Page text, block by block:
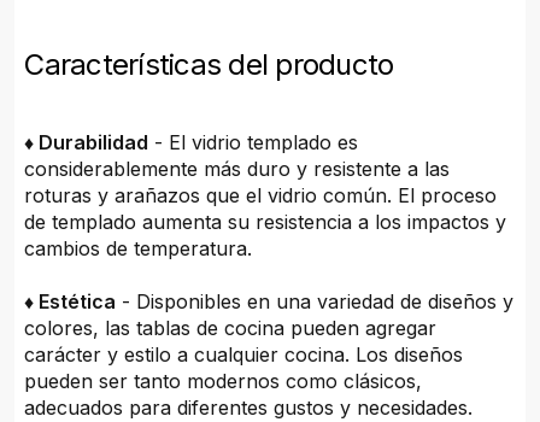
Características del producto
♦ Durabilidad - El vidrio templado es
considerablemente más duro y resistente a las
roturas y arañazos que el vidrio común. El proceso
de templado aumenta su resistencia a los impactos y
cambios de temperatura.
♦ Estética - Disponibles en una variedad de diseños y
colores, las tablas de cocina pueden agregar
carácter y estilo a cualquier cocina. Los diseños
pueden ser tanto modernos como clásicos,
adecuados para diferentes gustos y necesidades.